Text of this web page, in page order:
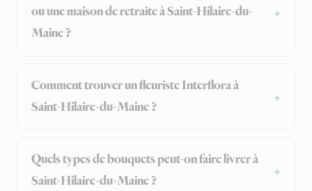
ou une maison de retraite à Saint-Hilaire-du-
Maine ?
Comment trouver un fleuriste Interflora à
Saint-Hilaire-du-Maine ?
Quels types de bouquets peut-on faire livrer à
Saint-Hilaire-du-Maine ?